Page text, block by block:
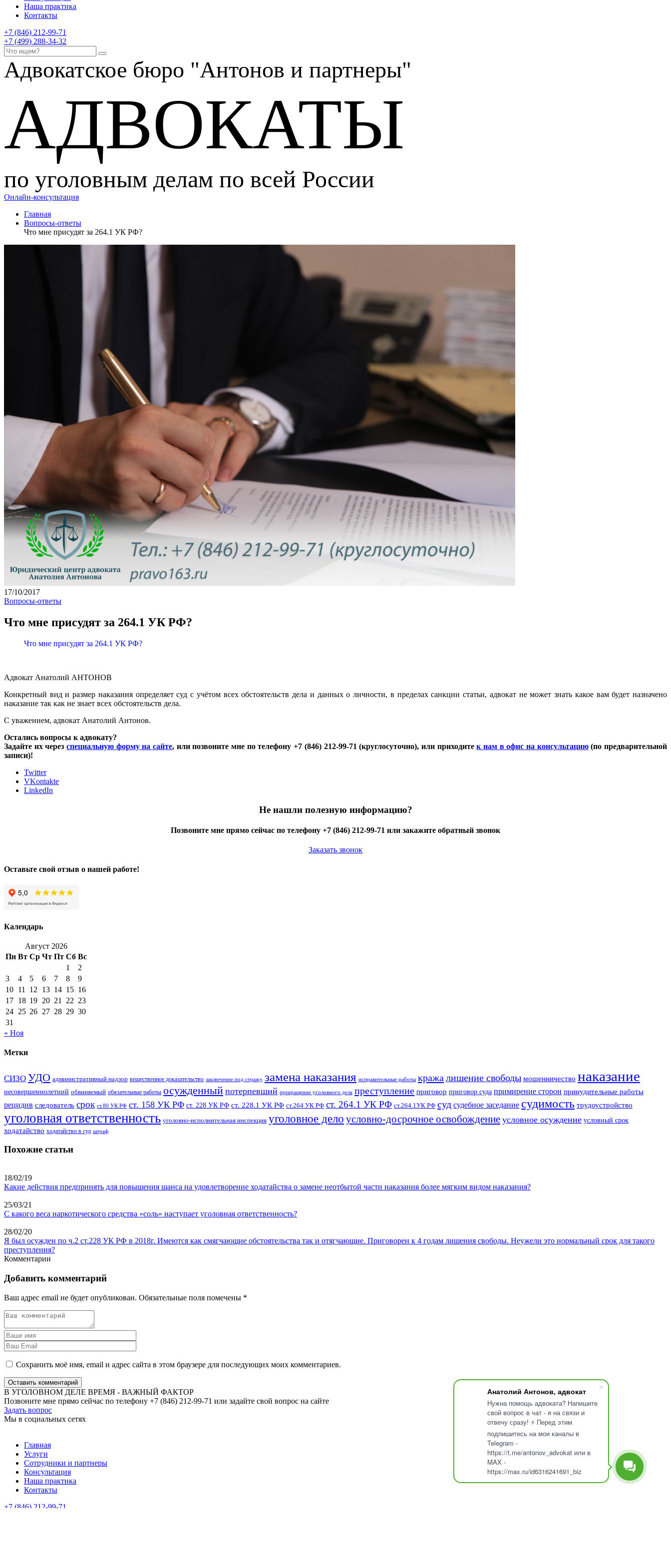
Анатолий Антонов, адвокат
Нужна помощь адвоката? Напишите
свой вопрос в чат - я на связи и
отвечу сразу! ⚡ Перед этим
подпишитесь на мои каналы в
Telegram -
https://t.me/antonov_advokat или в
MAX -
https://max.ru/id6316241691_biz
Наша практика
Контакты
+7 (846) 212-99-71
+7 (499) 288-34-32
Адвокатское бюро "Антонов и партнеры"
АДВОКАТЫ
по уголовным делам по всей России
Онлайн-консультация
Главная
Вопросы-ответы
Что мне присудят за 264.1 УК РФ?
17/10/2017
Вопросы-ответы
Что мне присудят за 264.1 УК РФ?
Что мне присудят за 264.1 УК РФ?
Адвокат Анатолий АНТОНОВ
Конкретный вид и размер наказания определяет суд с учётом всех обстоятельств дела и данных о личности, в пределах санкции статьи, адвокат не может знать какое вам будет назначено
наказание так как не знает всех обстоятельств дела.
С уважением, адвокат Анатолий Антонов.
Остались вопросы к адвокату?
Задайте их черезспециальную форму на сайте, или позвоните мне по телефону +7 (846) 212-99-71 (круглосуточно), или приходитек нам в офис на консультацию(по предварительной
записи)!
Twitter
VKontakte
LinkedIn
Не нашли полезную информацию?
Позвоните мне прямо сейчас по телефону +7 (846) 212-99-71 или закажите обратный звонок
Заказать звонок
Оставьте свой отзыв о нашей работе!
Календарь
Август 2026
Пн Вт Ср Чт Пт Сб Вс
1
2
3
4 5 6 7 8
9
10 11 12 13 14 15 16
17 18 19 20 21 22 23
24 25 26 27 28 29 30
31
« Ноя
Метки
СИЗО УДО административный надзор вещественное доказательство заключение под стражу замена наказания исправительные работы кража лишение свободы мошенничество наказание
несовершеннолетний обвиняемый обязательные работы осужденный потерпевший прекращение уголовного дела преступление приговор приговор суда примирение сторон принудительные работы
рецидив следователь срок ст.80 УК РФ ст. 158 УК РФ ст. 228 УК РФ ст. 228.1 УК РФ ст.264 УК РФ ст. 264.1 УК РФ ст.264.1УК РФ суд судебное заседание судимость трудоустройство
уголовная ответственность уголовно-исполнительная инспекция уголовное дело условно-досрочное освобождение условное осуждение условный срок
ходатайство ходатайство в суд штраф
Похожие статьи
18/02/19
Какие действия предпринять для повышения шанса на удовлетворение ходатайства о замене неотбытой части наказания более мягким видом наказания?
25/03/21
С какого веса наркотического средства «соль» наступает уголовная ответственность?
28/02/20
Я был осужден по ч.2 ст.228 УК РФ в 2018г. Имеются как смягчающие обстоятельства так и отягчающие. Приговорен к 4 годам лишения свободы. Неужели это нормальный срок для такого
преступления?
Комментарии
Добавить комментарий
Ваш адрес email не будет опубликован. Обязательные поля помечены *
Сохранить моё имя, email и адрес сайта в этом браузере для последующих моих комментариев.
Оставить комментарий
В УГОЛОВНОМ ДЕЛЕ ВРЕМЯ - ВАЖНЫЙ ФАКТОР
Позвоните мне прямо сейчас по телефону +7 (846) 212-99-71 или задайте свой вопрос на сайте
Задать вопрос
Мы в социальных сетях
Главная
Услуги
Сотрудники и партнеры
Консультация
Наша практика
Контакты
+7 (846) 212-99-71